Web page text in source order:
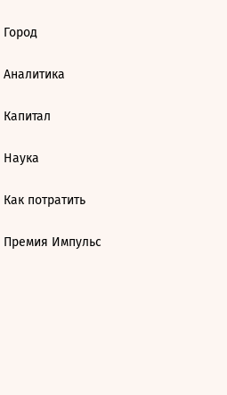
Город
Аналитика
Капитал
Наука
Как потратить
Премия Импульс